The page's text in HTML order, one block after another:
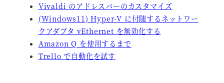
Vivaldi のアドレスバーのカスタマイズ
(Windows11) Hyper-V に付随するネットワー
クアダプタ vEthernet を無効化する
Amazon Q を使用するまで
Trello で自動化を試す